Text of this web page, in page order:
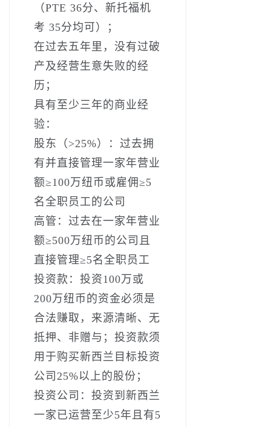
（PTE 36分、新托福机
考 35分均可）；
在过去五年里，没有过破
产及经营生意失败的经
历；
具有至少三年的商业经
验：
股东（>25%）：过去拥
有并直接管理一家年营业
额≥100万纽币或雇佣≥5
名全职员工的公司
高管：过去在一家年营业
额≥500万纽币的公司且
直接管理≥5名全职员工
投资款：投资100万或
200万纽币的资金必须是
合法赚取，来源清晰、无
抵押、非赠与；投资款须
用于购买新西兰目标投资
公司25%以上的股份；
投资公司：投资到新西兰
一家已运营至少5年且有5